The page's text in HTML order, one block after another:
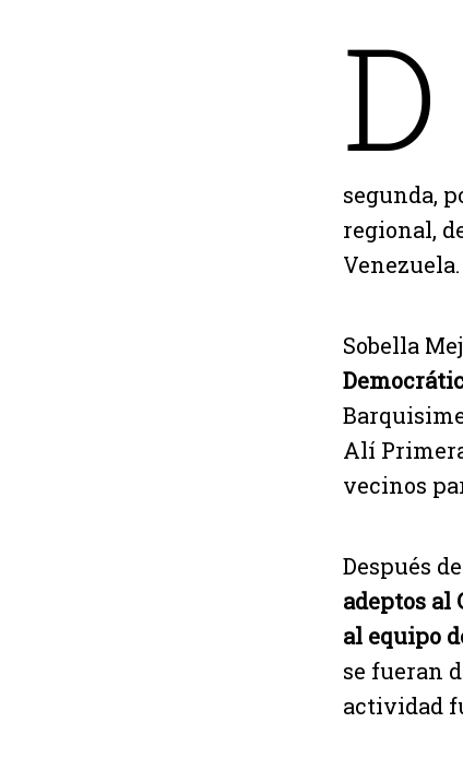
D
segunda,
regional,
Venezuela.
Sobella
Alí
vecinos
Después
adeptos al
al equipo
se fueran
actividad